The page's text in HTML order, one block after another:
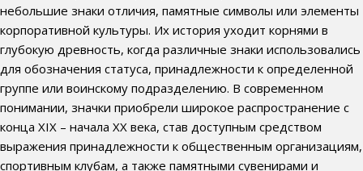
небольшие знаки отличия, памятные символы или элементы
корпоративной культуры. Их история уходит корнями в
глубокую древность, когда различные знаки использовались
для обозначения статуса, принадлежности к определенной
группе или воинскому подразделению. В современном
понимании, значки приобрели широкое распространение с
конца XIX – начала XX века, став доступным средством
выражения принадлежности к общественным организациям,
спортивным клубам, а также памятными сувенирами и